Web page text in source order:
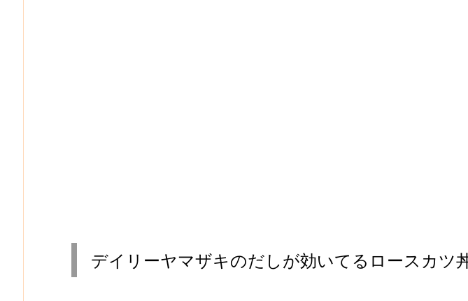
デイリーヤマザキのだしが効いてるロースカツ